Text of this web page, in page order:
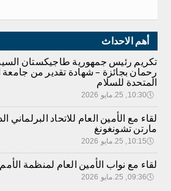
أهم الاحداث
تكريم رئيس جمهورية طاجيكستان
رحمان بجائزة – شهادة تقدير من جامعة
المتحدة للسلام
🕔10:30, 25.مايو 2026
لقاء مع الأمين العام للاتحاد البرلماني
مارتن تشونغونغ
🕔10:15, 25.مايو 2026
لقاء مع نواب الأمين العام لمنظمة
🕔09:36, 25.مايو 2026